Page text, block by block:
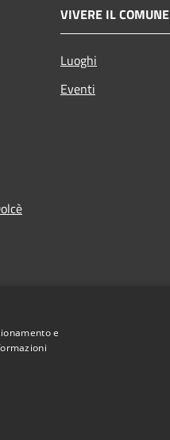
VIVERE IL COMUNE
Luoghi
Eventi
e